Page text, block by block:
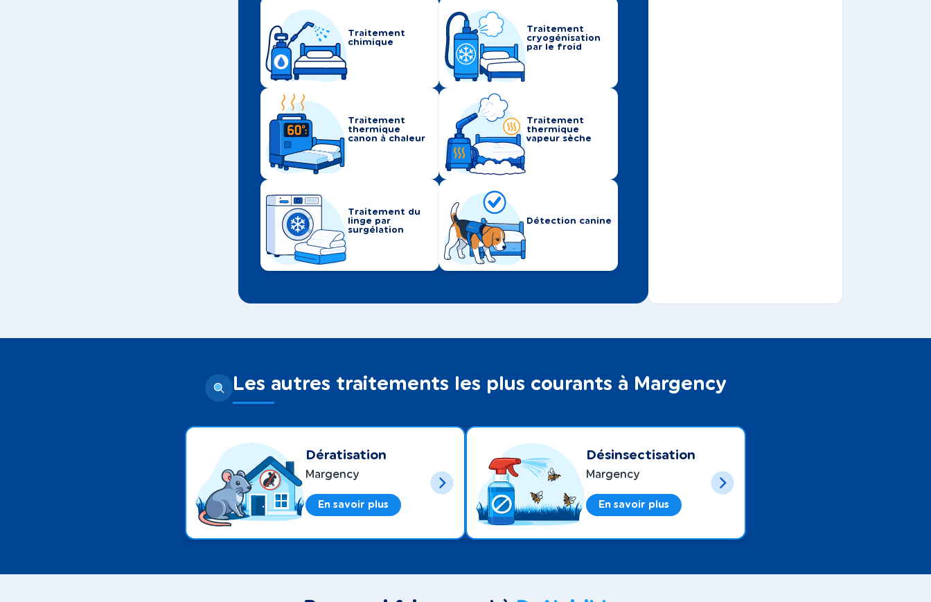
Traitement
chimique
Traitement
cryogénisation
par le froid
Traitement
thermique
canon à chaleur
Traitement
thermique
vapeur sèche
Traitement du
linge par
surgélation
Détection canine
Les autres traitements les plus courants à Margency
Dératisation
Margency
En savoir plus
Désinsectisation
Margency
En savoir plus